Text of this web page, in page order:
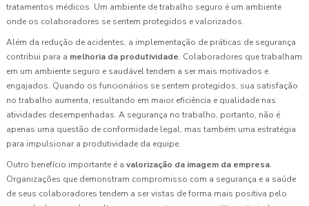
tratamentos médicos. Um ambiente de trabalho seguro é um ambiente
onde os colaboradores se sentem protegidos e valorizados.
Além da redução de acidentes, a implementação de práticas de segurança
contribui para a melhoria da produtividade. Colaboradores que trabalham
em um ambiente seguro e saudável tendem a ser mais motivados e
engajados. Quando os funcionários se sentem protegidos, sua satisfação
no trabalho aumenta, resultando em maior eficiência e qualidade nas
atividades desempenhadas. A segurança no trabalho, portanto, não é
apenas uma questão de conformidade legal, mas também uma estratégia
para impulsionar a produtividade da equipe.
Outro benefício importante é a valorização da imagem da empresa.
Organizações que demonstram compromisso com a segurança e a saúde
de seus colaboradores tendem a ser vistas de forma mais positiva pelo